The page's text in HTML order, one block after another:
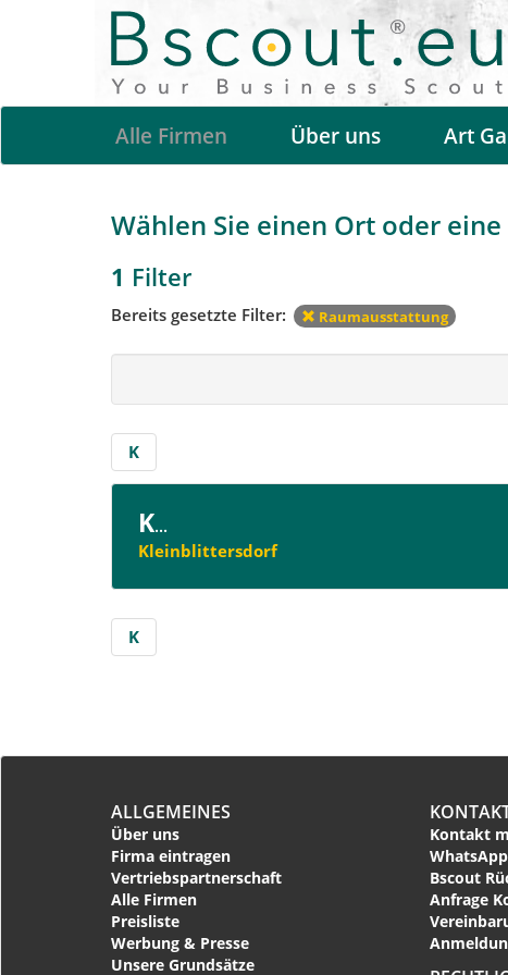
Alle Firmen Über uns Art
Wählen Sie einen Ort oder
1 Filter
Bereits gesetzte Filter: Raumausstattung
K
K...
Kleinblittersdorf
K
ALLGEMEINES
Über uns
Firma eintragen
Vertriebspartnerschaft
Alle Firmen
Preisliste
Werbung & Presse
Unsere Grundsätze
Kontakt
Bscout
Anfrage